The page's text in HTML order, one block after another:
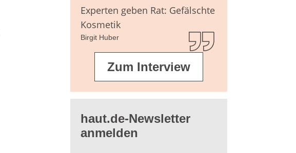
Fragen
Weiterführende
Experten geben Rat: Gefälschte
Kosmetik
Birgit Huber
Zum Interview
haut.de-Newsletter
anmelden